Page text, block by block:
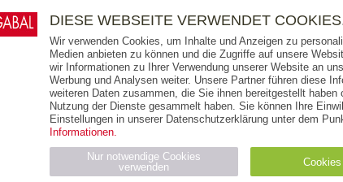
AUSGABEART AUS DER
E-BOOKS AUDIO-CDS MP3 NON-BOOKS
THEMEN AUTOREN
RIGHTS PRESSE HANDEL FÜR
DIESE WEBSEITE VERWENDET
Wir verwenden Cookies, um Inhalte und Anzeigen zu
Medien anbieten zu können und die Zugriffe auf unsere
wir Informationen zu Ihrer Verwendung unserer Website an
Werbung und Analysen weiter. Unsere Partner führen diese
weiteren Daten zusammen, die Sie ihnen bereitgestellt haben
Nutzung der Dienste gesammelt haben. Sie können Ihre
Einstellungen in unserer Datenschutzerklärung unter dem
Informationen.
Nur notwendige Cookies
verwenden